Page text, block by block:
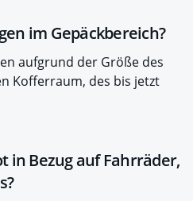
im Gepäckbereich?
aufgrund der Größe des
Kofferraum, des bis jetzt
in Bezug auf Fahrräder,